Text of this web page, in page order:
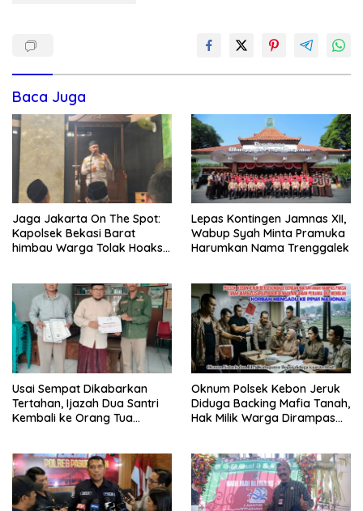
Baca Juga
Jaga Jakarta On The Spot:
Kapolsek Bekasi Barat
himbau Warga Tolak Hoaks
Lepas Kontingen Jamnas XII,
Wabup Syah Minta Pramuka
Harumkan Nama Trenggalek
Usai Sempat Dikabarkan
Tertahan, Ijazah Dua Santri
Kembali ke Orang Tua
Oknum Polsek Kebon Jeruk
Diduga Backing Mafia Tanah,
Hak Milik Warga Dirampas